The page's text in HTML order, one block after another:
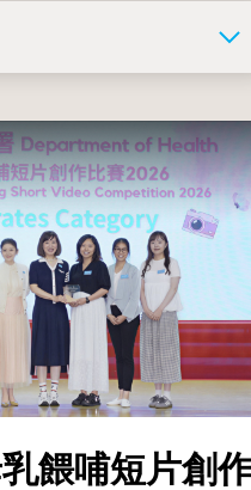
餵哺短片創